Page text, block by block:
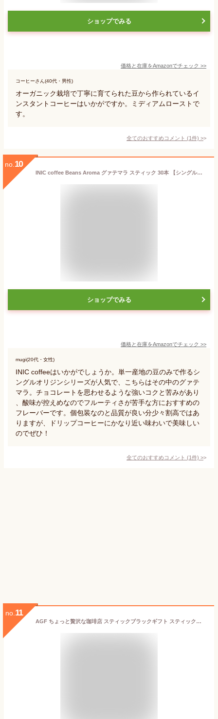
ショップでみる
価格と在庫をAmazonでチェック >>
コーヒーさん(40代・男性)
オーガニック栽培で丁寧に育てられた豆から作られているイ
ンスタントコーヒーはいかがですか。ミディアムローストで
す。
全てのおすすめコメント (1件) >
no. 10
INIC coffee Beans Aroma グァテマラ スティック 30本 【シングルオリジンコーヒー】【優美な甘さ Guatemala】【パウダーコーヒーの最高峰】【世界のバリスタチャンピオンも採用の味わい】
ショップでみる
価格と在庫をAmazonでチェック >>
mugi(20代・女性)
INIC coffeeはいかがでしょうか。単一産地の豆のみで作るシ
ングルオリジンシリーズが人気で、こちらはその中のグァテ
マラ。チョコレートを思わせるような強いコクと苦みがあり
、酸味が控えめなのでフルーティさが苦手な方におすすめの
フレーバーです。個包装なのと品質が良い分少々割高ではあ
りますが、ドリップコーヒーにかなり近い味わいで美味しい
のでぜひ！
全てのおすすめコメント (1件) >
no. 11
AGF ちょっと贅沢な珈琲店 スティックブラックギフト スティックブラック(ブラジル/コロンビア/キリマンジャロ/モカブレンド)B1044527 ギフト お歳暮 お中元 お祝い 見舞い | 関連単語 卒業 進学 お祝い 成人 就職 結婚 出産 引出物 お返し 銀婚式 金婚式 初節句